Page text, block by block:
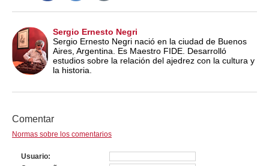
Sergio Ernesto Negri
Sergio Ernesto Negri nació en la ciudad de Buenos
Aires, Argentina. Es Maestro FIDE. Desarrolló
estudios sobre la relación del ajedrez con la cultura y
la historia.
Comentar
Normas sobre los comentarios
Usuario